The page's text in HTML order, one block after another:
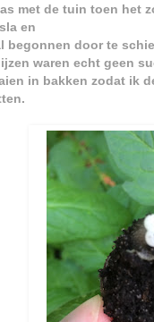
met de tuin toen het
en
begonnen door te
waren echt geen
in bakken zodat ik